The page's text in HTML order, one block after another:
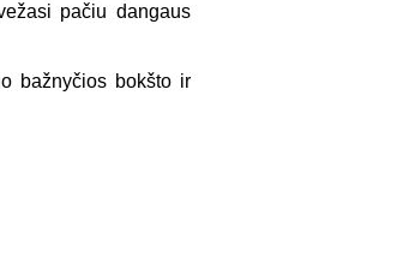
pačiu dangaus
bažnyčios bokšto ir